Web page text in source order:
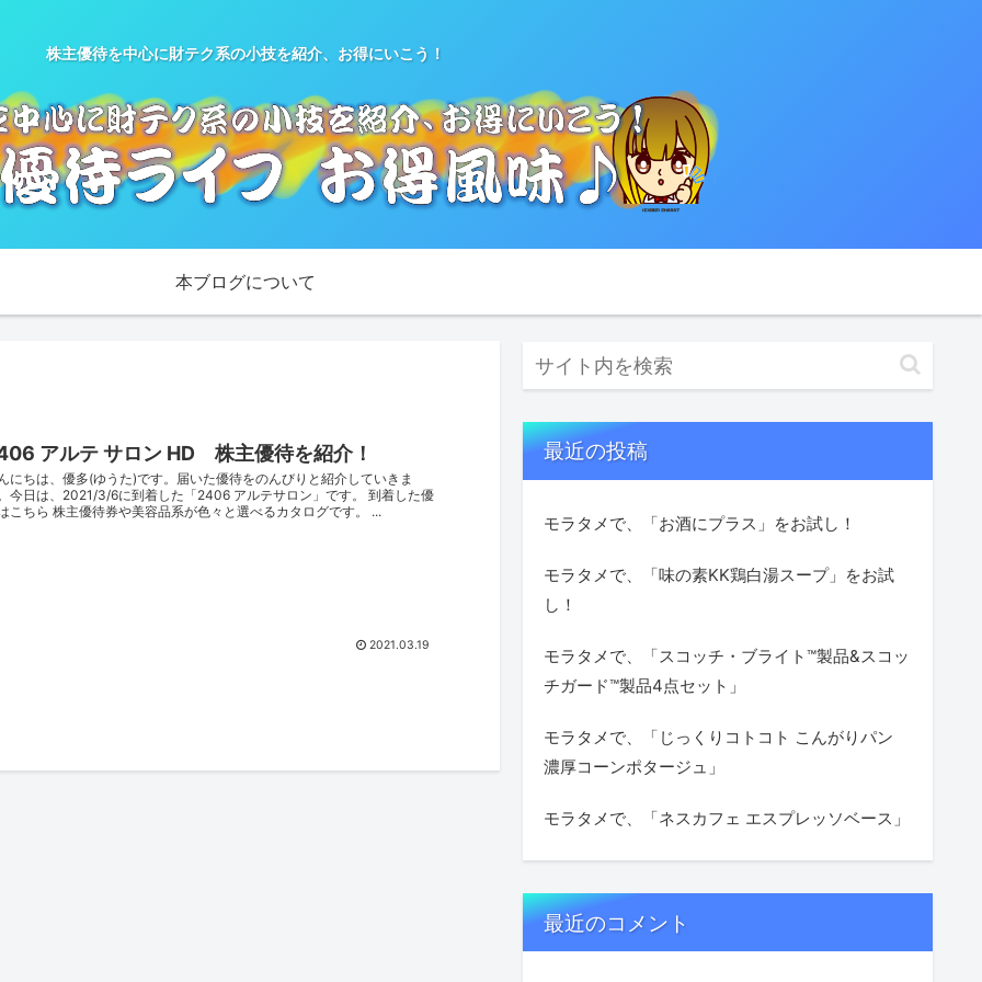
株主優待を中心に財テク系の小技を紹介、お得にいこう！
本ブログについて
アルテ サロン HD 株主優待を紹介！
にちは、優多(ゆうた)です。届いた優待をのんびりと紹介していきま
今日は、2021/3/6に到着した「2406 アルテサロン」です。 到着した優
こちら 株主優待券や美容品系が色々と選べるカタログです。 ...
2021.03.19
最近の投稿
モラタメで、「お酒にプラス」をお試し！
モラタメで、「味の素KK鶏白湯スープ」をお試
し！
モラタメで、「スコッチ・ブライト™製品&スコッ
チガード™製品4点セット」
モラタメで、「じっくりコトコト こんがりパン
濃厚コーンポタージュ」
モラタメで、「ネスカフェ エスプレッソベース」
最近のコメント